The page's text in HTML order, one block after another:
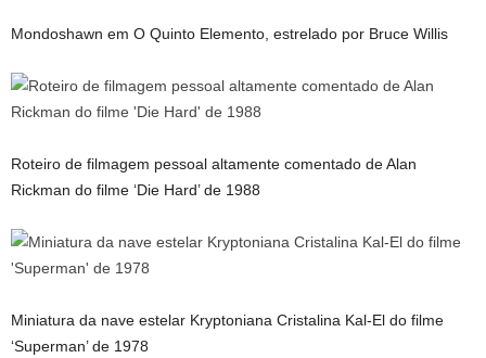
Mondoshawn em O Quinto Elemento, estrelado por Bruce Willis
Roteiro de filmagem pessoal altamente comentado de Alan
Rickman do filme ‘Die Hard’ de 1988
Miniatura da nave estelar Kryptoniana Cristalina Kal-El do filme
‘Superman’ de 1978